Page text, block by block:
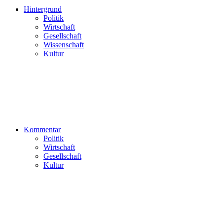
Hintergrund
Politik
Wirtschaft
Gesellschaft
Wissenschaft
Kultur
Kommentar
Politik
Wirtschaft
Gesellschaft
Kultur